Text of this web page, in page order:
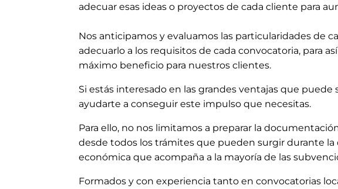
adecuar esas ideas o proyectos de cada cliente para
Nos anticipamos y evaluamos las particularidades de
adecuarlo a los requisitos de cada convocatoria, para
máximo beneficio para nuestros clientes.
Si estás interesado en las grandes ventajas que
ayudarte a conseguir este impulso que necesitas.
Para ello, no nos limitamos a preparar la
desde todos los trámites que pueden surgir durante
económica que acompaña a la mayoría de las
Formados y con experiencia tanto en convocatorias